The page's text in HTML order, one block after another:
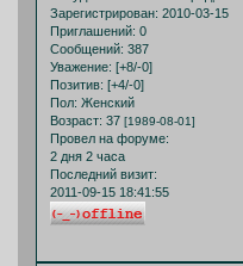
Зарегистрирован: 2010-03-15
Приглашений: 0
Сообщений: 387
Уважение: [+8/-0]
Позитив: [+4/-0]
Пол: Женский
Возраст: 37 [1989-08-01]
Провел на форуме:
2 дня 2 часа
Последний визит:
2011-09-15 18:41:55